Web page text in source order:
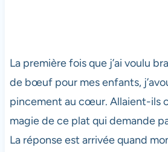
La première fois que j’ai voulu
de bœuf pour mes enfants,
pincement au cœur. Allaient-ils
magie de ce plat qui demande
La réponse est arrivée quand